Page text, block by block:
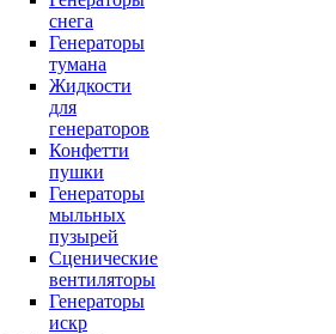
снега
Генераторы
тумана
Жидкости
для
генераторов
Конфетти
пушки
Генераторы
мыльных
пузырей
Сценические
вентиляторы
Генераторы
искр